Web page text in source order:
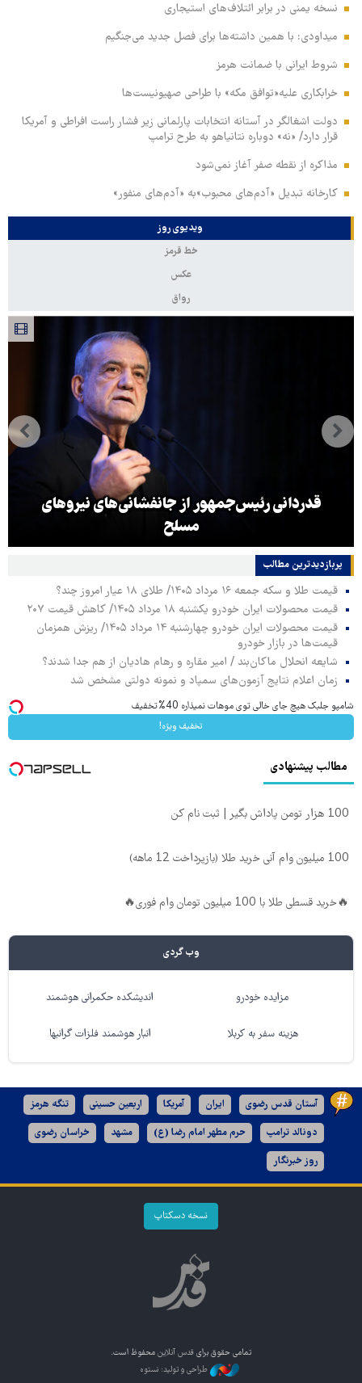
نسخه یمنی در برابر ائتلاف‌های استیجاری
میداودی: با همین داشته‌ها برای فصل جدید می‌جنگیم
شروط ایرانی با ضمانت هرمز
خرابکاری علیه«توافق مکه» با طراحی صهیونیست‌ها
دولت اشغالگر در آستانه انتخابات پارلمانی زیر فشار راست افراطی و آمریکا
قرار دارد/ «نه» دوباره نتانیاهو به طرح ترامپ
مذاکره از نقطه صفر آغاز نمی‌شود
کارخانه تبدیل «آدم‌های محبوب»به «آدم‌های منفور»
ویدیوی روز
خط قرمز
عکس
رواق
قدردانی رئیس‌جمهور از جانفشانی‌های نیروهای
مسلح
پربازدیدترین‌ مطالب
قیمت طلا و سکه جمعه ۱۶ مرداد ۱۴۰۵/ طلای ۱۸ عیار امروز چند؟
قیمت محصولات ایران خودرو یکشنبه ۱۸ مرداد ۱۴۰۵/ کاهش قیمت ۲۰۷
قیمت محصولات ایران خودرو چهارشنبه ۱۴ مرداد ۱۴۰۵/ ریزش همزمان
قیمت‌ها در بازار خودرو
شایعه انحلال ماکان‌بند / امیر مقاره و رهام هادیان از هم جدا شدند؟
زمان اعلام نتایج آزمون‌های سمپاد و نمونه دولتی مشخص شد
شامپو جلبک هیچ جای خالی توی موهات نمیذاره 40%تخفیف
تخفیف ویژه!
مطالب پیشنهادی
100 هزار تومن پاداش بگیر | ثبت نام کن
100 میلیون وام آنی خرید طلا (بازپرداخت 12 ماهه)
🔥خرید قسطی طلا با 100 میلیون تومان وام فوری🔥
وب گردی
مزایده خودرو اندیشکده حکمرانی هوشمند
هزینه سفر به کربلا انبار هوشمند فلزات گرانبها
آستان قدس رضوی ایران آمریکا اربعین حسینی تنگه هرمز
دونالد ترامپ حرم مطهر امام رضا (ع) مشهد خراسان رضوی
روز خبرنگار
نسخه دسکتاپ
تمامی حقوق برای قدس آنلاین محفوظ است.
طراحی و تولید: نستوه